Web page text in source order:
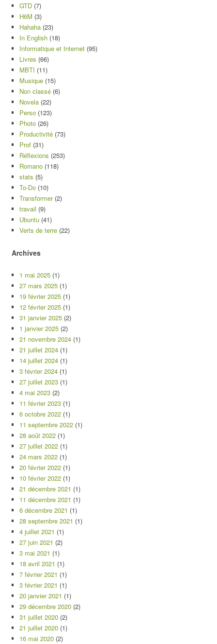
GTD (7)
H6M (3)
Hahaha (23)
In English (18)
Informatique et Internet (95)
Livres (66)
MBTI (11)
Musique (15)
Non classé (6)
Novela (22)
Perso (123)
Photo (26)
Productivité (73)
Prof (31)
Réflexions (253)
Romano (118)
stats (5)
To-Do (10)
Transformer(2)
travail (9)
Ubuntu (41)
Verts de terre (22)
Archives
1 mai 2025 (1)
27 mars 2025 (1)
19 février 2025 (1)
12 février 2025 (1)
31 janvier 2025 (2)
1 janvier 2025 (2)
21 novembre 2024 (1)
21 juillet 2024 (1)
14 juillet 2024 (1)
3 février 2024 (1)
27 juillet 2023 (1)
4 mai 2023 (2)
11 février 2023 (1)
6 octobre 2022 (1)
11 septembre 2022 (1)
28 août 2022 (1)
27 juillet 2022 (1)
24 mars 2022 (1)
20 février 2022 (1)
10 février 2022 (1)
21 décembre 2021 (1)
11 décembre 2021 (1)
6 décembre 2021 (1)
28 septembre 2021 (1)
4 juillet 2021 (1)
27 juin 2021 (2)
3 mai 2021 (1)
18 avril 2021 (1)
7 février 2021 (1)
3 février 2021 (1)
20 janvier 2021 (1)
29 décembre 2020 (2)
31 juillet 2020 (2)
21 juillet 2020 (1)
16 mai 2020 (2)